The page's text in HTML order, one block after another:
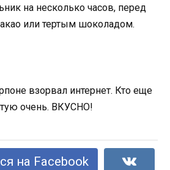
на несколько часов, перед
или тертым шоколадом.
на Facebook